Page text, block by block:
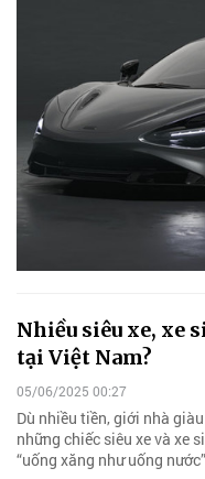
Nhiều siêu xe, xe
tại Việt Nam?
05/06/2025 00:27
Dù nhiều tiền, giới nhà
những chiếc siêu xe và xe
“uống xăng như uống